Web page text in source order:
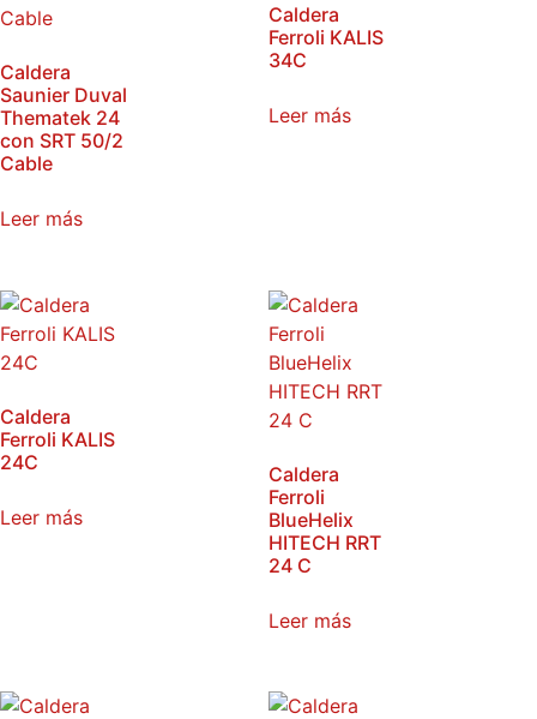
Caldera
Saunier Duval
Thematek 24
con SRT 50/2
Cable
Leer más
Caldera
Ferroli KALIS
34C
Leer más
Caldera
Ferroli KALIS
24C
Leer más
Caldera
Ferroli
BlueHelix
HITECH RRT
24 C
Leer más